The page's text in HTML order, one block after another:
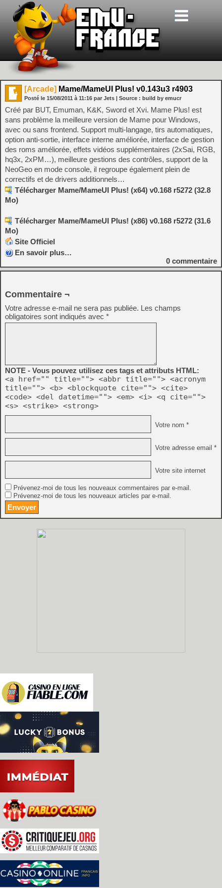
[Arcade] Mame/MameUI Plus! v0.143u3 r4903
Posté le 15/08/2011 à 11:16 par Jets | Source : build by emucr
Créé par BUT, Emuman, K&K, Sword et Xvi. Mame Plus! est
sans problème la meilleure version de Mame pour Windows,
avec ou sans frontend. Support multi-langage, tirs automatiques,
option anti-sortie, interface interne améliorée, interface de gestion
des roms améliorée, effets vidéos supplémentaires (2xSai, RGB,
hq3x, 2xPM…), meilleure gestions des contrôles, support de la
NeoGeo en mode console, il regroupe également plein de
correctifs et de drivers additionnels…
Télécharger Mame/MameUI Plus! (x64) v0.168 r5272 (32.8
Mo)
Télécharger Mame/MameUI Plus! (x86) v0.168 r5272 (31.6
Mo)
Site Officiel
En savoir plus…
0 commentaire
Commentaire ¬
Votre adresse e-mail ne sera pas publiée. Les champs
obligatoires sont indiqués avec *
NOTE - Vous pouvez utilisez ces tags et attributs HTML:
<a href="" title=""> <abbr title=""> <acronym
title=""> <b> <blockquote cite=""> <cite>
<code> <del datetime=""> <em> <i> <q cite="">
<s> <strike> <strong>
Votre nom *
Votre adresse email *
Votre site internet
Prévenez-moi de tous les nouveaux commentaires par e-mail.
Prévenez-moi de tous les nouveaux articles par e-mail.